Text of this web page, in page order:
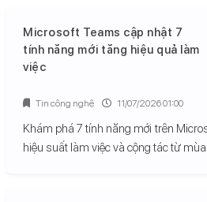
Microsoft Teams cập nhật 7
tính năng mới tăng hiệu quả làm
việc
Khám phá 7 tính năng mới trên
hiệu suất làm việc và cộng tác từ
Tin công nghệ 11/07/2026 01:00